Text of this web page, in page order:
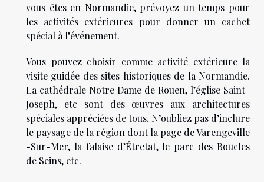
vous êtes en Normandie, prévoyez un temps pour
les activités extérieures pour donner un cachet
spécial à l’événement.
Vous pouvez choisir comme activité extérieure la
visite guidée des sites historiques de la Normandie.
La cathédrale Notre Dame de Rouen, l’église Saint-
Joseph, etc sont des œuvres aux architectures
spéciales appréciées de tous. N’oubliez pas d’inclure
le paysage de la région dont la page de Varengeville
-Sur-Mer, la falaise d’Étretat, le parc des Boucles
de Seins, etc.